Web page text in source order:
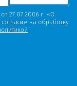
27.07.2006 г. «О
на обработку